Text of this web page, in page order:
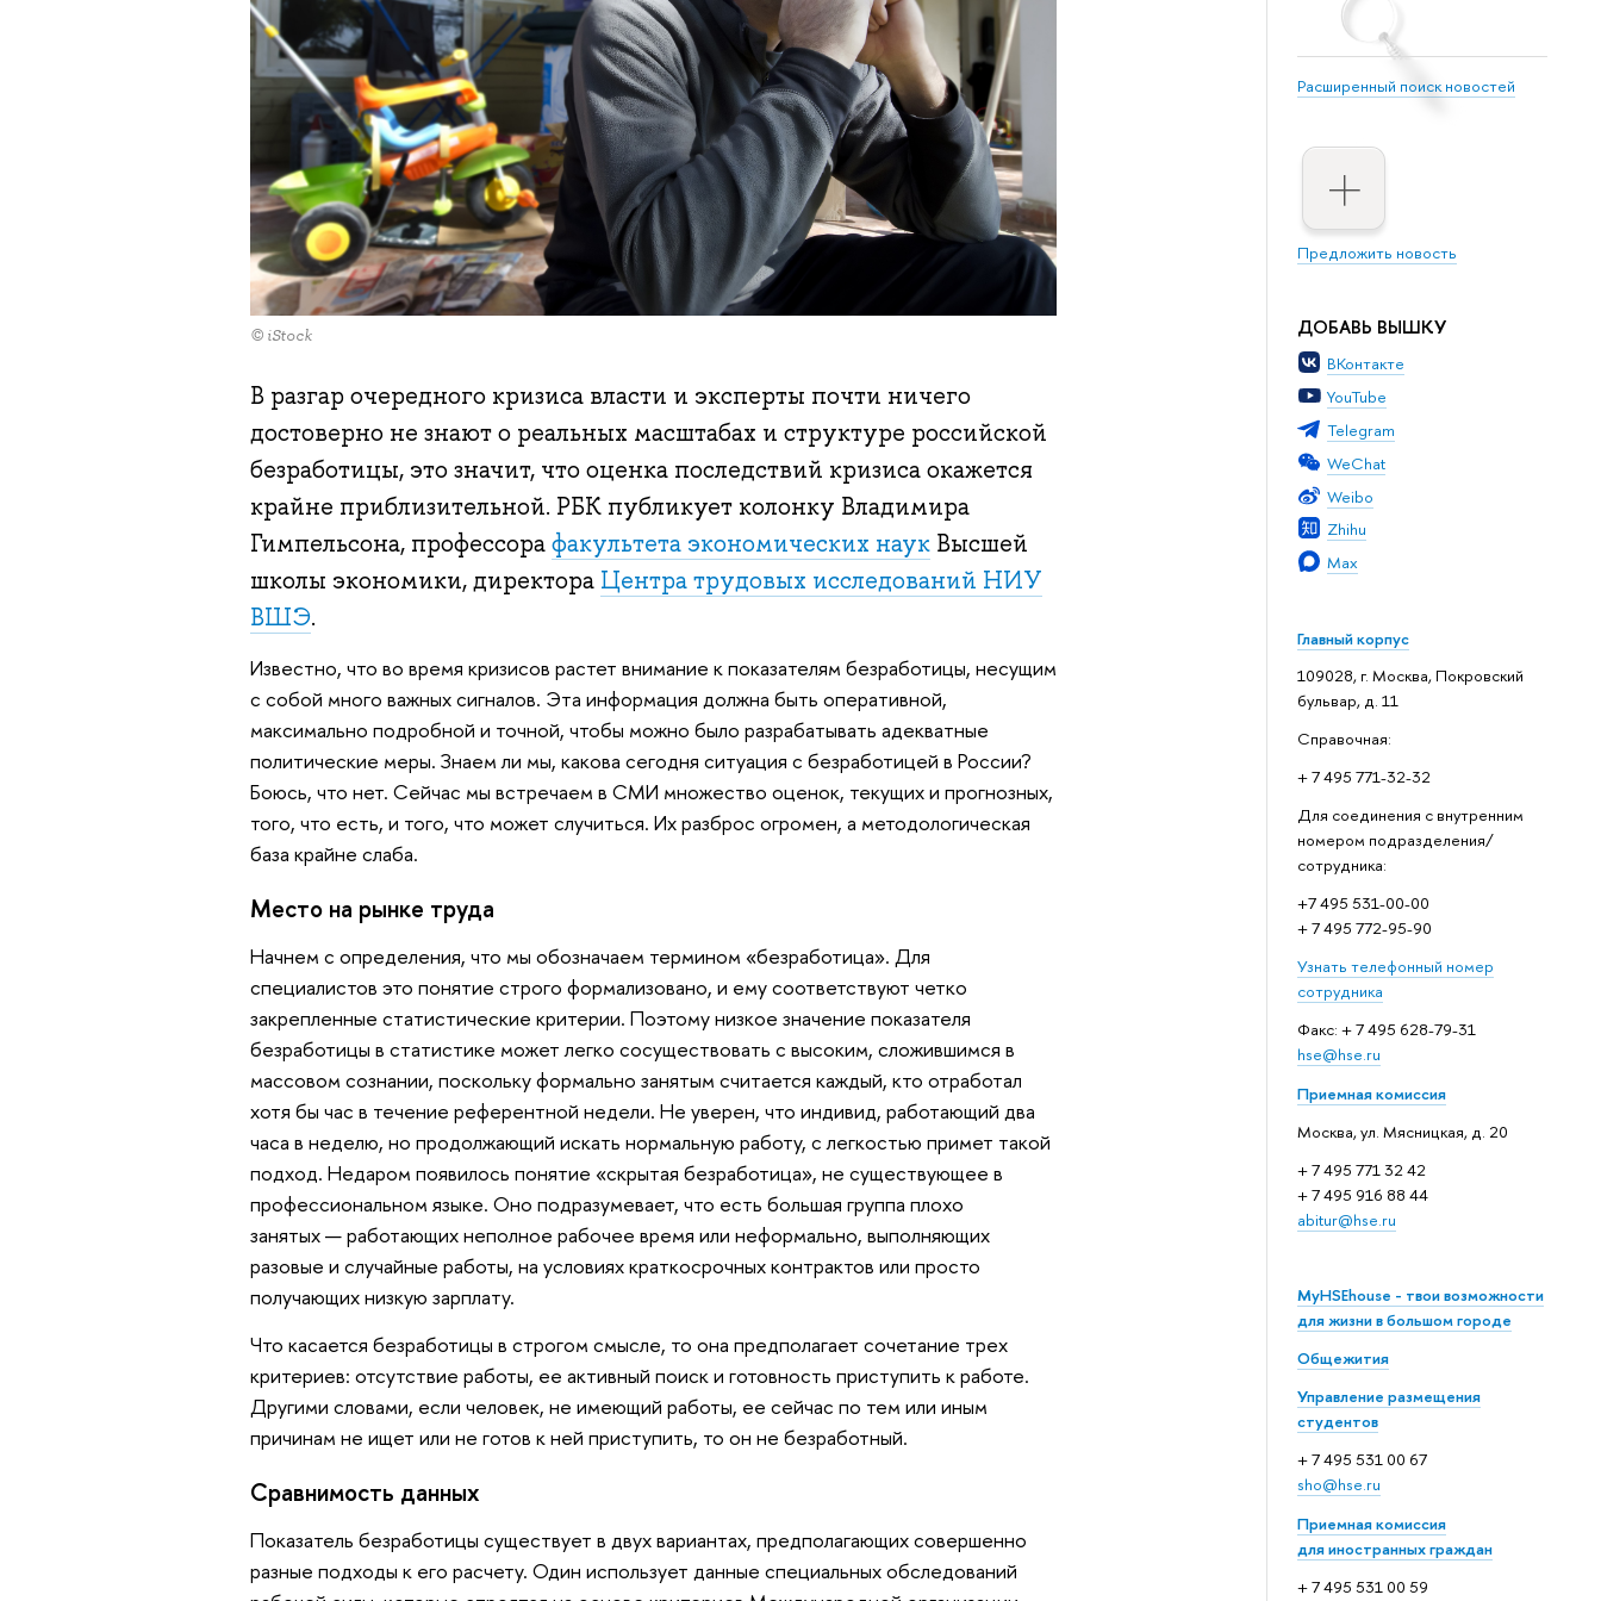
Расширенный поиск новостей
Предложить новость
ДОБАВЬ ВЫШКУ
ВКонтакте
YouTube
Telegram
WeChat
Weibo
Zhihu
Max
Главный корпус
109028, г. Москва, Покровский
бульвар, д. 11
Справочная:
+ 7 495 771-32-32
Для соединения с внутренним
номером подразделения/
сотрудника:
+7 495 531-00-00
+ 7 495 772-95-90
Узнать телефонный номер
сотрудника
Факс: + 7 495 628-79-31
hse@hse.ru
Приемная комиссия
Москва, ул. Мясницкая, д. 20
+ 7 495 771 32 42
+ 7 495 916 88 44
abitur@hse.ru
MyHSEhouse - твои возможности
для жизни в большом городе
Общежития
Управление размещения
студентов
+ 7 495 531 00 67
sho@hse.ru
Приемная комиссия
для иностранных граждан
+ 7 495 531 00 59
© iStock
В разгар очередного кризиса власти и эксперты почти ничего
достоверно не знают о реальных масштабах и структуре российской
безработицы, это значит, что оценка последствий кризиса окажется
крайне приблизительной. РБК публикует колонку Владимира
Гимпельсона, профессорафакультета экономических наукВысшей
школы экономики, директора Центра трудовых исследований НИУ
ВШЭ.
Известно, что во время кризисов растет внимание к показателям безработицы, несущим
с собой много важных сигналов. Эта информация должна быть оперативной,
максимально подробной и точной, чтобы можно было разрабатывать адекватные
политические меры. Знаем ли мы, какова сегодня ситуация с безработицей в России?
Боюсь, что нет. Сейчас мы встречаем в СМИ множество оценок, текущих и прогнозных,
того, что есть, и того, что может случиться. Их разброс огромен, а методологическая
база крайне слаба.
Место на рынке труда
Начнем с определения, что мы обозначаем термином «безработица». Для
специалистов это понятие строго формализовано, и ему соответствуют четко
закрепленные статистические критерии. Поэтому низкое значение показателя
безработицы в статистике может легко сосуществовать с высоким, сложившимся в
массовом сознании, поскольку формально занятым считается каждый, кто отработал
хотя бы час в течение референтной недели. Не уверен, что индивид, работающий два
часа в неделю, но продолжающий искать нормальную работу, с легкостью примет такой
подход. Недаром появилось понятие «скрытая безработица», не существующее в
профессиональном языке. Оно подразумевает, что есть большая группа плохо
занятых — работающих неполное рабочее время или неформально, выполняющих
разовые и случайные работы, на условиях краткосрочных контрактов или просто
получающих низкую зарплату.
Что касается безработицы в строгом смысле, то она предполагает сочетание трех
критериев: отсутствие работы, ее активный поиск и готовность приступить к работе.
Другими словами, если человек, не имеющий работы, ее сейчас по тем или иным
причинам не ищет или не готов к ней приступить, то он не безработный.
Сравнимость данных
Показатель безработицы существует в двух вариантах, предполагающих совершенно
разные подходы к его расчету. Один использует данные специальных обследований